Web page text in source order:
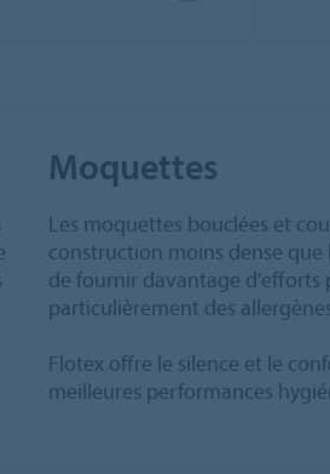
Moquettes
Les moquettes bouclées et
construction moins dense que
de fournir davantage d’efforts
particulièrement des
Flotex offre le silence et le
meilleures performances